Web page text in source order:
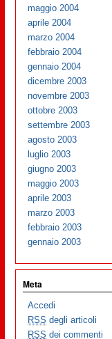
maggio 2004
aprile 2004
marzo 2004
febbraio 2004
gennaio 2004
dicembre 2003
novembre 2003
ottobre 2003
settembre 2003
agosto 2003
luglio 2003
giugno 2003
maggio 2003
aprile 2003
marzo 2003
febbraio 2003
gennaio 2003
Meta
Accedi
RSS degli articoli
RSS dei commenti